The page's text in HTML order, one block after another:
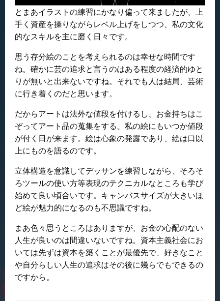
とまあイラストの練習にかなり偏って来ましたが、上
手く資産を操りながらレベル上げをしつつ、私の文化
的なスキルを主に磨く日々です。
思う存分絵のことを考えられるのは幸せな時間です
ね。確かに芸の追求と言うのはある程度の経済的ゆと
りが無いと出来ないですね。それでも人は結局、芸術
に行き着くのだと思います。
だからアートは法外な値段を付けるし、お金持ちはこ
ぞってアート品の蒐集をする。私の絵にもいつか値段
が付く日が来ます。絵は心象の発露であり、絵は口以
上にものを語るのです。
立体構造を意識してデッサンを練習しながら、そろそ
ろツールの使い方等表現のテクニカルなところも学び
始めて良い頃合いです。キャンバスサイズが大きいほ
ど絵が魅力的になるのも不思議ですね。
まあ色々思うところはありますが、お金の心配のない
人生が良いのは間違いないですね。資本主義社会にお
いては先ずは資本を築くことが最優先で、好きなこと
や自分らしい人生の追求はその後に幾らでもできるの
ですから。